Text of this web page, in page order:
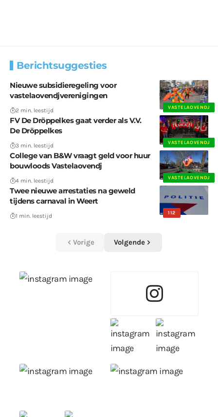
Berichtsuggesties
VASTELAOVENDJ
Nieuwe subsidieregeling voor
vastelaovendjverenigingen
2 min. leestijd
VASTELAOVENDJ
FV De Dröppelkes gaat verder als V.V.
De Dröppelkes
3 min. leestijd
VASTELAOVENDJ
College van B&W vraagt geld voor huur
bouwloods Vastelaovendj
4 min. leestijd
112
Twee nieuwe arrestaties na geweld
tijdens carnaval in Weert
1 min. leestijd
Vorige Volgende